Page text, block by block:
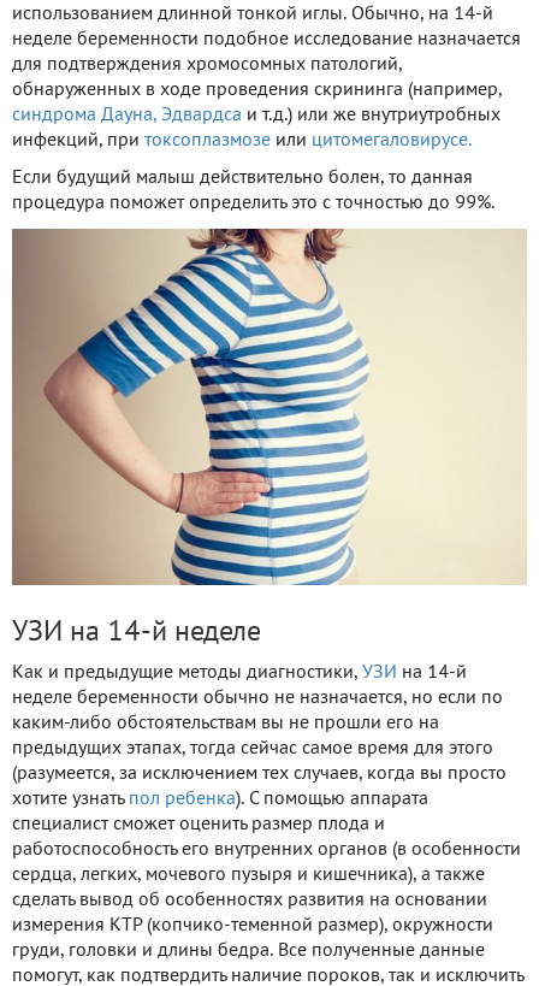
использованием длинной тонкой иглы. Обычно, на 14-й
неделе беременности подобное исследование назначается
для подтверждения хромосомных патологий,
обнаруженных в ходе проведения скрининга (например,
синдрома Дауна, Эдвардса и т.д.) или же внутриутробных
инфекций, при токсоплазмозе или цитомегаловирусе.
Если будущий малыш действительно болен, то данная
процедура поможет определить это с точностью до 99%.
УЗИ на 14-й неделе
Как и предыдущие методы диагностики, УЗИ на 14-й
неделе беременности обычно не назначается, но если по
каким-либо обстоятельствам вы не прошли его на
предыдущих этапах, тогда сейчас самое время для этого
(разумеется, за исключением тех случаев, когда вы просто
хотите узнать пол ребенка). С помощью аппарата
специалист сможет оценить размер плода и
работоспособность его внутренних органов (в особенности
сердца, легких, мочевого пузыря и кишечника), а также
сделать вывод об особенностях развития на основании
измерения КТР (копчико-теменной размер), окружности
груди, головки и длины бедра. Все полученные данные
помогут, как подтвердить наличие пороков, так и исключить